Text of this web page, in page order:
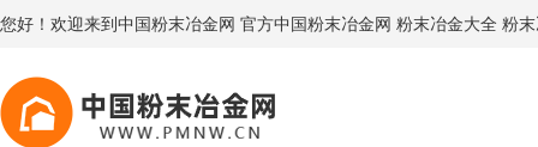
您好！欢迎来到中国粉末冶金网 官方中国粉末冶金网 粉末冶金大全 粉